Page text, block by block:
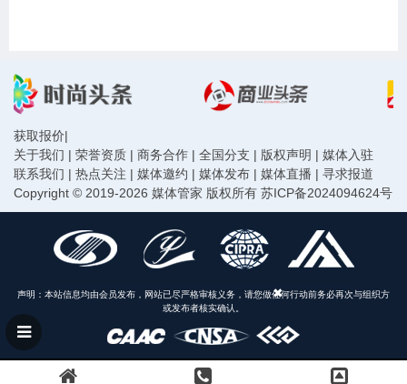
获取报价|
关于我们 | 荣誉资质 | 商务合作 | 全国分支 | 版权声明 | 媒体入驻
联系我们 | 热点关注 | 媒体邀约 | 媒体发布 | 媒体直播 | 寻求报道
Copyright © 2019-2026 媒体管家 版权所有 苏ICP备2024094624号
声明：本站信息均由会员发布，网站已尽严格审核义务，请您做任何行动前务必再次与组织方
或发布者核实确认。